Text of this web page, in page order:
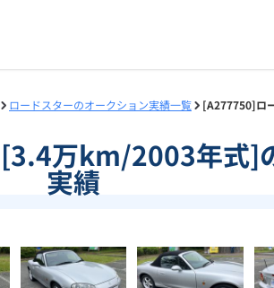
ロードスターのオークション実績一覧 [A277750]ロ
万km/2003年式]
実績